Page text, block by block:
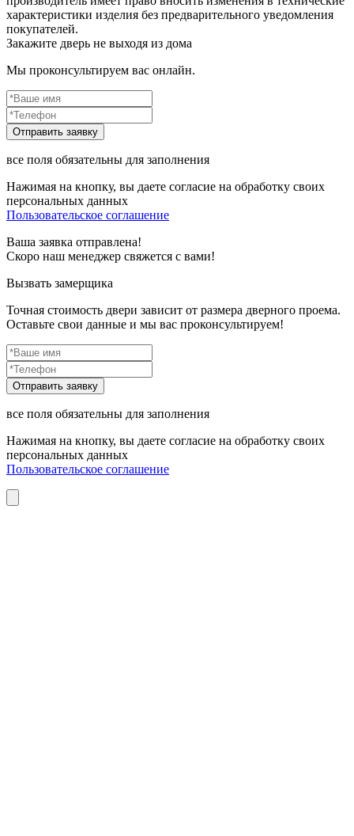
характеристики изделия без предварительного уведомления
покупателей.
Закажите дверь не выходя из дома
Мы проконсультируем вас онлайн.
все поля обязательны для заполнения
Нажимая на кнопку, вы даете согласие на обработку своих
персональных данных
Пользовательское соглашение
Ваша заявка отправлена!
Скоро наш менеджер свяжется с вами!
Вызвать замерщика
Точная стоимость двери зависит от размера дверного проема.
Оставьте свои данные и мы вас проконсультируем!
все поля обязательны для заполнения
Нажимая на кнопку, вы даете согласие на обработку своих
персональных данных
Пользовательское соглашение